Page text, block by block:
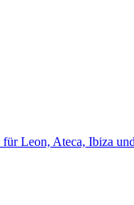
Leon, Ateca, Ibiza